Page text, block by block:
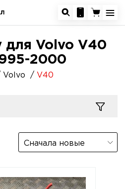
для Volvo V40
2000
Volvo V40
Сначала новые